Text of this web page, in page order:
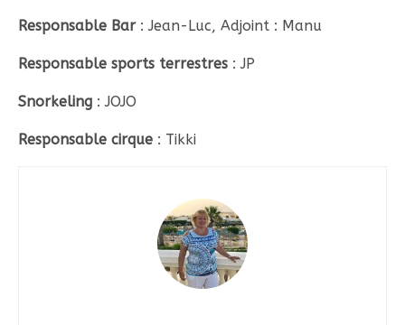
Responsable Bar: Jean-Luc, Adjoint : Manu
Responsable sports terrestres : JP
Snorkeling : JOJO
Responsable cirque : Tikki